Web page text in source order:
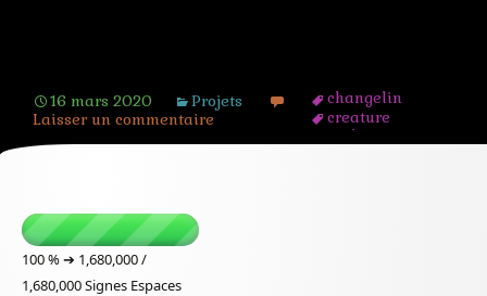
16 mars 2020 Projets
changelin
creature
cycle
Laisser un commentaire
100 % ➔ 1,680,000 /
1,680,000Signes Espaces